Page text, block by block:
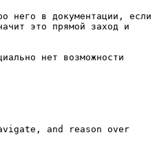
него в документации, если
это прямой заход и
нет возможности
and reason over